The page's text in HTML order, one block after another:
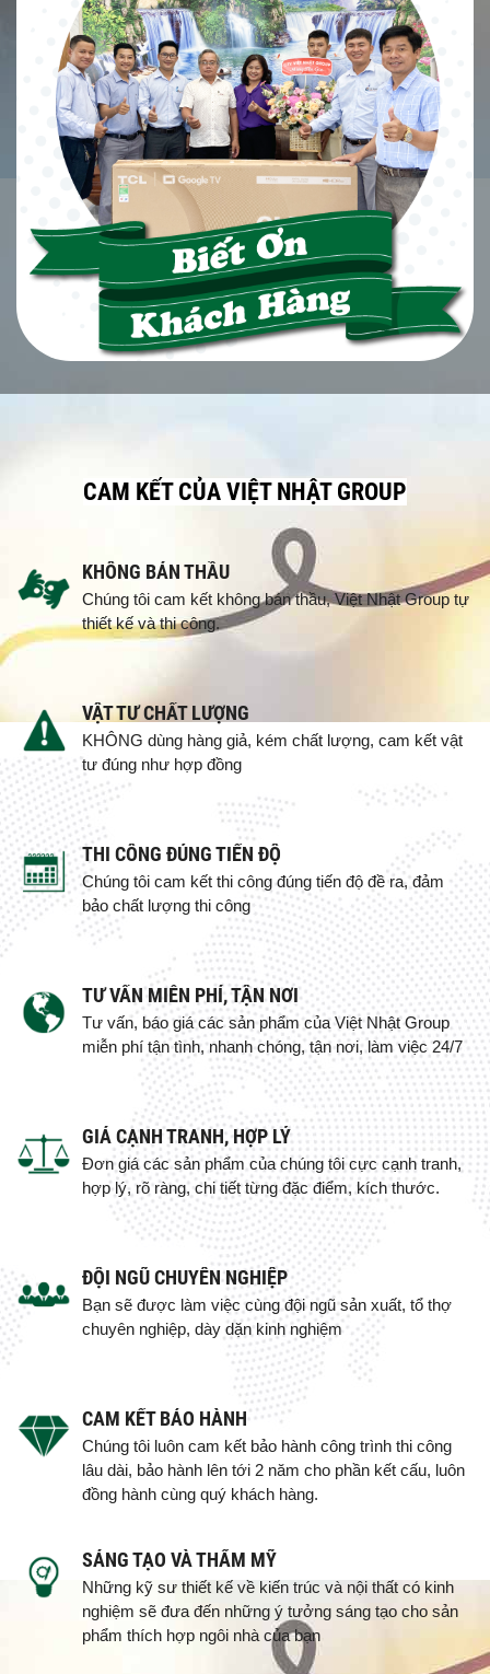
CAM KẾT CỦA VIỆT NHẬT GROUP
KHÔNG BÁN THẦU
Chúng tôi cam kết không bán thầu, Việt Nhật Group tự
thiết kế và thi công.
VẬT TƯ CHẤT LƯỢNG
KHÔNG dùng hàng giả, kém chất lượng, cam kết vật
tư đúng như hợp đồng
THI CÔNG ĐÚNG TIẾN ĐỘ
Chúng tôi cam kết thi công đúng tiến độ đề ra, đảm
bảo chất lượng thi công
TƯ VẤN MIỄN PHÍ, TẬN NƠI
Tư vấn, báo giá các sản phẩm của Việt Nhật Group
miễn phí tận tình, nhanh chóng, tận nơi, làm việc 24/7
GIÁ CẠNH TRANH, HỢP LÝ
Đơn giá các sản phẩm của chúng tôi cực cạnh tranh,
hợp lý, rõ ràng, chi tiết từng đặc điểm, kích thước.
ĐỘI NGŨ CHUYÊN NGHIỆP
Bạn sẽ được làm việc cùng đội ngũ sản xuất, tổ thợ
chuyên nghiệp, dày dặn kinh nghiệm
CAM KẾT BẢO HÀNH
Chúng tôi luôn cam kết bảo hành công trình thi công
lâu dài, bảo hành lên tới 2 năm cho phần kết cấu, luôn
đồng hành cùng quý khách hàng.
SÁNG TẠO VÀ THẨM MỸ
Những kỹ sư thiết kế về kiến trúc và nội thất có kinh
nghiệm sẽ đưa đến những ý tưởng sáng tạo cho sản
phẩm thích hợp ngôi nhà của bạn